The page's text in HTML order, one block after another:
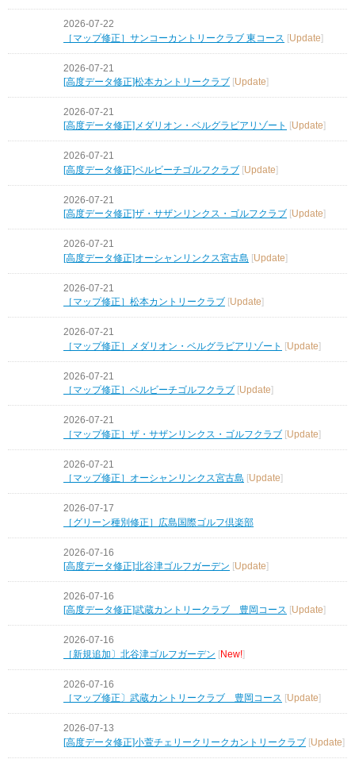
2026-07-22
［マップ修正］サンコーカントリークラブ 東コース [Update]
2026-07-21
[高度データ修正]松本カントリークラブ [Update]
2026-07-21
[高度データ修正]メダリオン・ベルグラビアリゾート
Update
2026-07-21
[高度データ修正]ベルビーチゴルフクラブ [Update]
2026-07-21
[高度データ修正]ザ・サザンリンクス・ゴルフクラブ
Update
2026-07-21
[高度データ修正]オーシャンリンクス宮古島 [Update]
2026-07-21
［マップ修正］松本カントリークラブ
Update
2026-07-21
［マップ修正］メダリオン・ベルグラビアリゾート
[Update]
2026-07-21
［マップ修正］ベルビーチゴルフクラブ [Update]
2026-07-21
［マップ修正］ザ・サザンリンクス・ゴルフクラブ [Update]
2026-07-21
［マップ修正］オーシャンリンクス宮古島 [Update]
2026-07-17
［グリーン種別修正］広島国際ゴルフ倶楽部
2026-07-16
[高度データ修正]北谷津ゴルフガーデン [Update]
2026-07-16
[高度データ修正]武蔵カントリークラブ 豊岡コース
Update
2026-07-16
［新規追加〕北谷津ゴルフガーデン [New!]
2026-07-16
［マップ修正〕武蔵カントリークラブ 豊岡コース
Update
2026-07-13
[高度データ修正]小萱チェリークリークカントリークラブ [Update]